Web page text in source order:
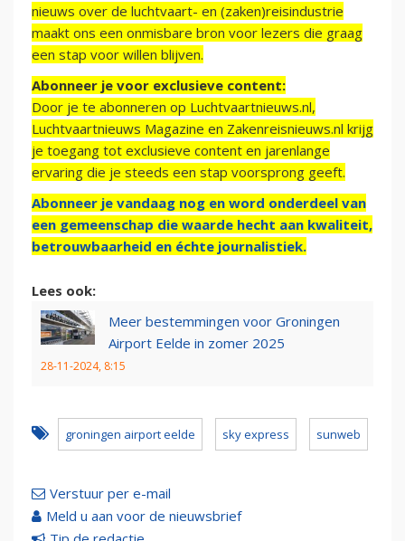
nieuws over de luchtvaart- en (zaken)reisindustrie
maakt ons een onmisbare bron voor lezers die graag
een stap voor willen blijven.
Abonneer je voor exclusieve content:
Door je te abonneren op Luchtvaartnieuws.nl,
Luchtvaartnieuws Magazine en Zakenreisnieuws.nl krijg
je toegang tot exclusieve content en jarenlange
ervaring die je steeds een stap voorsprong geeft.
Abonneer je vandaag nog en word onderdeel van
een gemeenschap die waarde hecht aan kwaliteit,
betrouwbaarheid en échte journalistiek.
Lees ook:
Meer bestemmingen voor Groningen
Airport Eelde in zomer 2025
28-11-2024, 8:15
groningen airport eelde sky express sunweb
Verstuur per e-mail
Meld u aan voor de nieuwsbrief